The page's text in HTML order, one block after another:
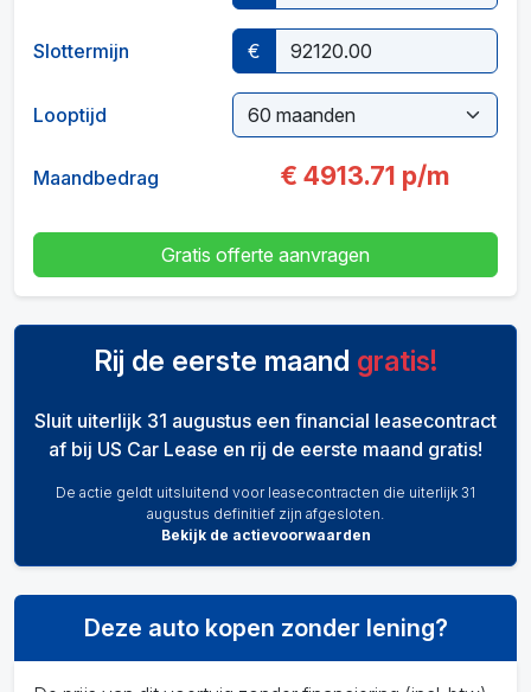
Slottermijn €
Looptijd
Maandbedrag € 4913.71 p/m
Gratis offerte aanvragen
Rij de eerste maand gratis!
Sluit uiterlijk 31 augustus een financial leasecontract
af bij US Car Lease en rij de eerste maand gratis!
De actie geldt uitsluitend voor leasecontracten die uiterlijk 31
augustus definitief zijn afgesloten.
Bekijk de actievoorwaarden
Deze auto kopen zonder lening?